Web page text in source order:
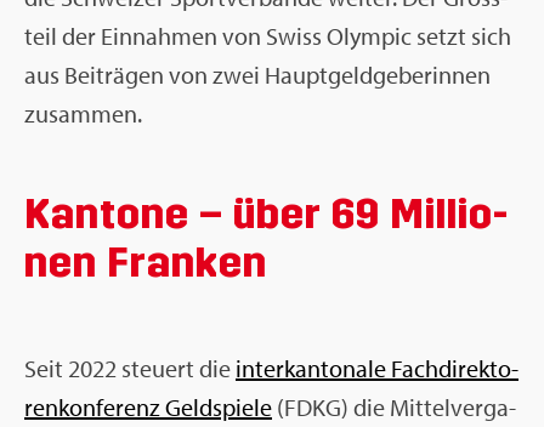
teil der Ein­nah­men von Swiss Olym­pic setzt sich
aus Bei­trä­gen von zwei Haupt­geld­ge­be­rin­nen
zu­sam­men.
Kan­to­ne – über 69 Mil­lio­
nen Fran­ken
Seit 2022 steu­ert die in­ter­kan­to­na­le Fach­di­rek­to­
ren­kon­fe­renz Geld­spie­le (FDKG) die Mit­tel­ver­ga­